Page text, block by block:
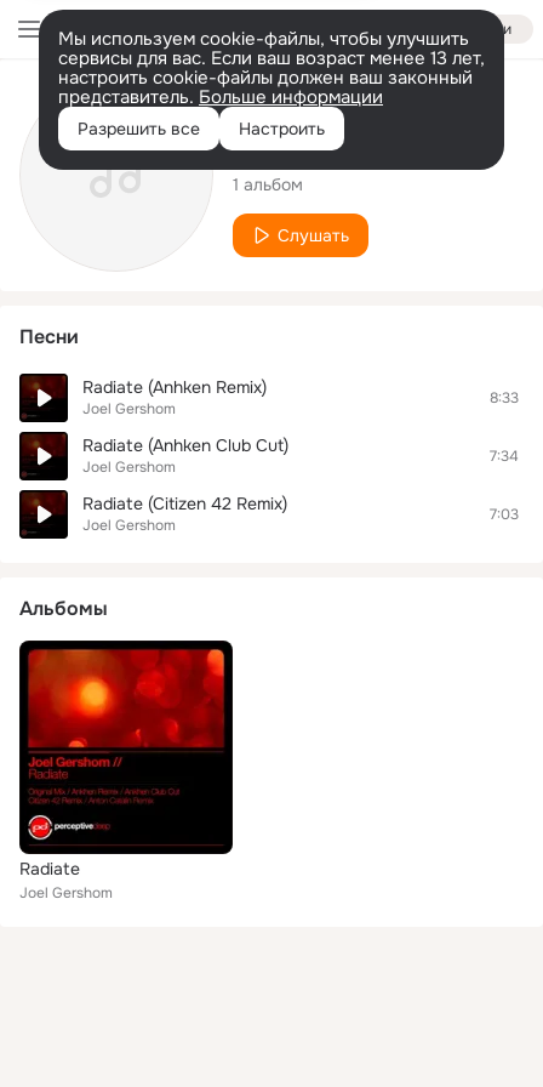
Войти
Мы используем cookie-файлы, чтобы улучшить
сервисы для вас. Если ваш возраст менее 13 лет,
настроить cookie-файлы должен ваш законный
представитель. Больше информации
Разрешить все Настроить
Исполнитель
Joel Gershom
1 альбом
Слушать
Песни
Radiate (Anhken Remix)
Joel Gershom
8:33
Radiate (Anhken Club Cut)
Joel Gershom
7:34
Radiate (Citizen 42 Remix)
Joel Gershom
7:03
Альбомы
Radiate
Joel Gershom